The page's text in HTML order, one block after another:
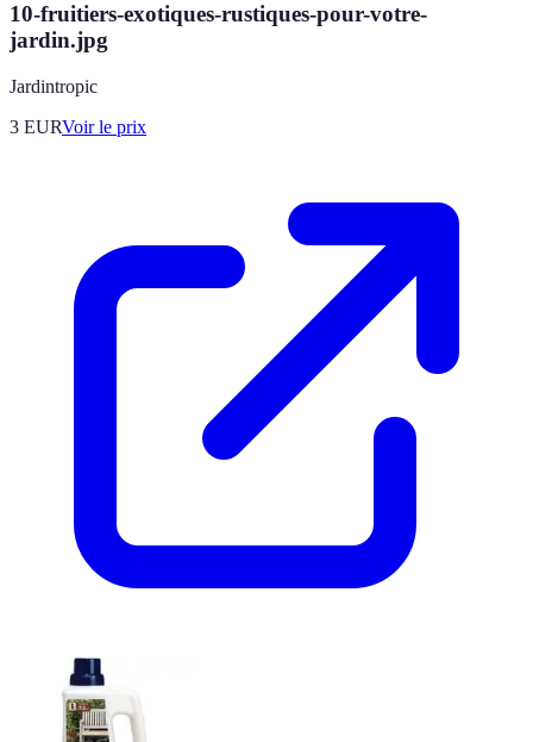
10-fruitiers-exotiques-rustiques-pour-votre-
jardin.jpg
Jardintropic
3 EURVoir le prix